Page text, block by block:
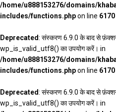
/home/u888153276/domains/
includes/functions.phpon line 6170
Deprecated: संस्करण 6.9.0 के बाद से
wp_is_valid_utf8() का उपयोग करें। in
/home/u888153276/domains/
includes/functions.phpon line 6170
Deprecated: संस्करण 6.9.0 के बाद से
wp_is_valid_utf8() का उपयोग करें। in